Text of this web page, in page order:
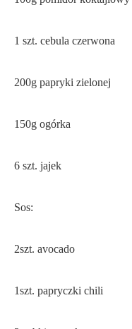
1 szt. cebula czerwona
200g papryki zielonej
150g ogórka
6 szt. jajek
Sos:
2szt. avocado
1szt. papryczki chili